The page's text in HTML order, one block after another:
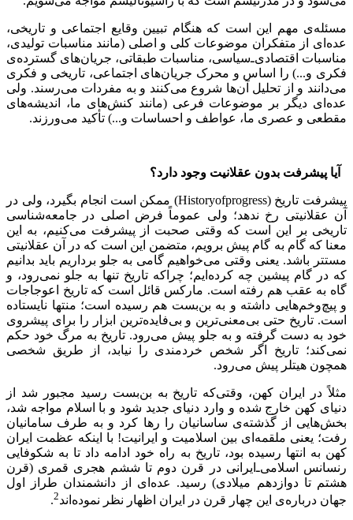
مسئله‌ی مهم این است که هنگام تبیین وقایع اجتماعی و تاریخی،
عده‌ای از متفکران موضوعات کلی و اصلی (مانند مناسبات تولیدی،
مناسبات اقتصادی‌ـ‌سیاسی، مناسبات طبقاتی، جریان‌های گسترده‌ی
فکری و...) را اساس و محرک جریان‌های اجتماعی، تاریخی و فکری
می‌دانند و از تحلیل آن‌ها شروع می‌کنند و به مفردات می‌رسند. ولی
عده‌ای دیگر بر موضوعات فرعی (مانند کنش‌های ما، اندیشه‌های
مقطعی و عصری ما، عواطف و احساسات و...) تأکید می‌ورزند.
آیا پیشرفت بدون عقلانیت وجود دارد؟
پیشرفت تاریخ (progress
of
History) ممکن است انجام بگیرد، ولی در
آن عقلانیتی رخ ندهد؛ ولی عموماً فرض اصلی در جامعه‌شناسی
تاریخی بر این است که وقتی صحبت از پیشرفت می‌کنیم، به این
معنا که گام به گام پیش برویم، متضمن این است که در آن عقلانیتی
مستتر باشد. یعنی وقتی می‌خواهیم گامی به جلو برداریم باید بدانیم
که در گام پیشین چه کرده‌ایم؛ چراکه تاریخ تنها به جلو نمی‌رود، و
گاه به عقب هم رفته است. مارکس قائل است که تاریخ اعوجاجات
و پیچ‌وخم‌هایی داشته و به بن‌بست هم رسیده است؛ منتها نایستاده
است. تاریخ حتی بی‌معنی‌ترین و بی‌فایده‌ترین ابزار را برای پیشروی
خود به دست گرفته و به جلو پیش می‌رود. تاریخ به مرگ خود حکم
نمی‌کند؛ تاریخ اگر شخص خردمندی را نیابد، از طریق شخصی
همچون هیتلر پیش می‌رود.
مثلاً در ایران کهن، وقتی‌که تاریخ به بن‌بست رسید مجبور شد از
دنیای کهن خارج شده و وارد دنیای جدید شود و با اسلام مواجه شد،
بخش‌هایی از گذشته‌ی ساسانیان را رها کرد و به طرف سامانیان
رفت؛ یعنی ملقمه‌ای بین اسلامیت و ایرانیت! با اینکه عظمت ایران
کهن به انتها رسیده بود، تاریخ به راه خود ادامه داد تا به شکوفایی
رنسانس اسلامی‌ـ‌ایرانی در قرن دوم تا ششم هجری قمری (قرن
هشتم تا دوازدهم میلادی) رسید. عده‌ای از دانشمندان طراز اول
جهان درباره‌ی این چهار قرن در ایران اظهار نظر نموده‌اند2
.